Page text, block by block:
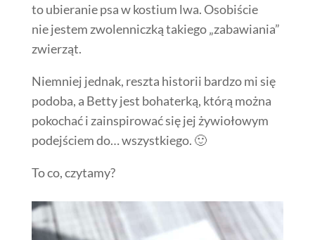
to ubieranie psa w kostium lwa. Osobiście
nie jestem zwolenniczką takiego „zabawiania”
zwierząt.
Niemniej jednak, reszta historii bardzo mi się
podoba, a Betty jest bohaterką, którą można
pokochać i zainspirować się jej żywiołowym
podejściem do… wszystkiego. 🙂
To co, czytamy?